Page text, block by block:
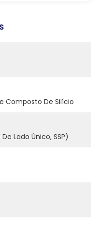
Composto De Silício
Lado Único, SSP)